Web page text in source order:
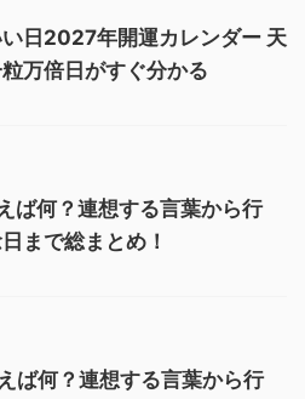
日2027年開運カレンダー 天
万倍日がすぐ分かる
ば何？連想する言葉から行
まで総まとめ！
ば何？連想する言葉から行